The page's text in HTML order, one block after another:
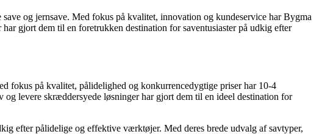
og jernsave. Med fokus på kvalitet, innovation og kundeservice har Bygma
gjort dem til en foretrukken destination for saventusiaster på udkig efter
fokus på kvalitet, pålidelighed og konkurrencedygtige priser har 10-4
levere skræddersyede løsninger har gjort dem til en ideel destination for
efter pålidelige og effektive værktøjer. Med deres brede udvalg af savtyper,